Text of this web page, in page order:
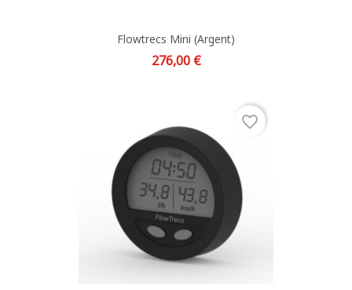
Flowtrecs Mini (argent)
Prix
276,00 €
favorite_border